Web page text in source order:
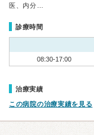
医、内分…
診療時間
08:30-17:00
治療実績
この病院の治療実績を見る